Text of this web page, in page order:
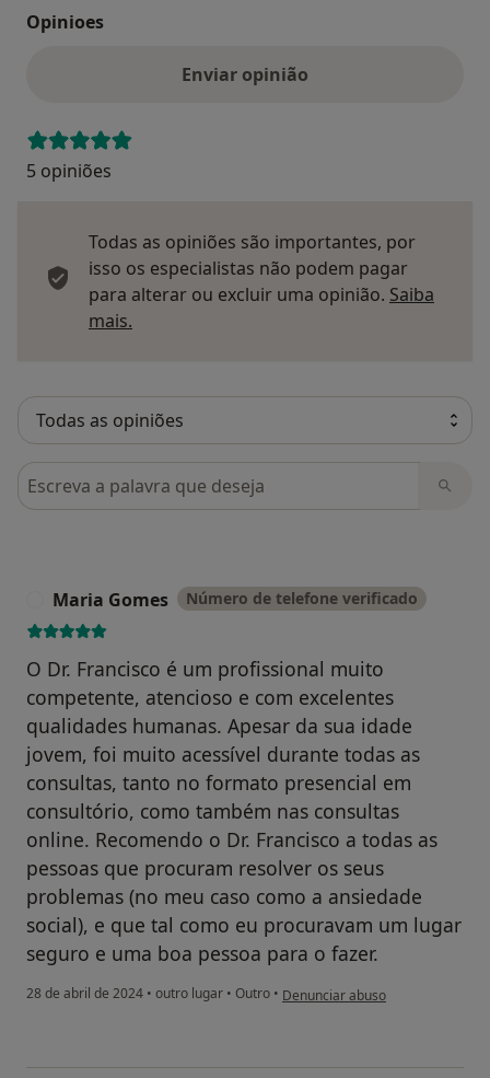
Opinioes
Enviar opinião
5 opiniões
Todas as opiniões são importantes, por
isso os especialistas não podem pagar
para alterar ou excluir uma opinião. Saiba
mais.
Pesquisar em opiniões
Maria Gomes Número de telefone verificado
O Dr. Francisco é um profissional muito
competente, atencioso e com excelentes
qualidades humanas. Apesar da sua idade
jovem, foi muito acessível durante todas as
consultas, tanto no formato presencial em
consultório, como também nas consultas
online. Recomendo o Dr. Francisco a todas as
pessoas que procuram resolver os seus
problemas (no meu caso como a ansiedade
social), e que tal como eu procuravam um lugar
seguro e uma boa pessoa para o fazer.
28 de abril de 2024 • outro lugar • Outro • na opinião do utilizador Maria
Denunciar abuso